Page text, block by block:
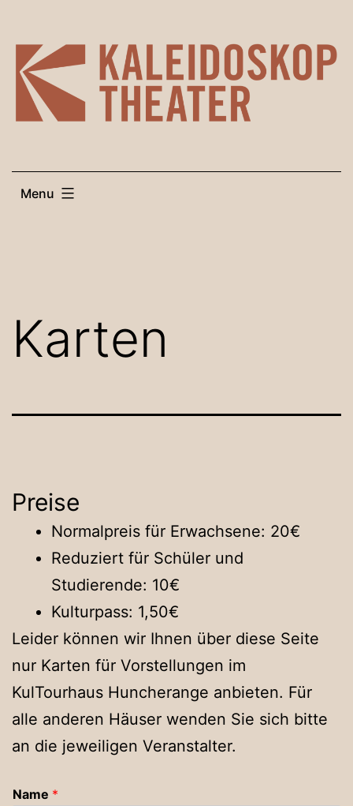
content
Menu
Karten
Preise
Normalpreis für Erwachsene: 20€
Reduziert für Schüler und
Studierende: 10€
Kulturpass: 1,50€
Leider können wir Ihnen über diese Seite
nur Karten für Vorstellungen im
KulTourhaus Huncherange anbieten. Für
alle anderen Häuser wenden Sie sich bitte
an die jeweiligen Veranstalter.
Name *